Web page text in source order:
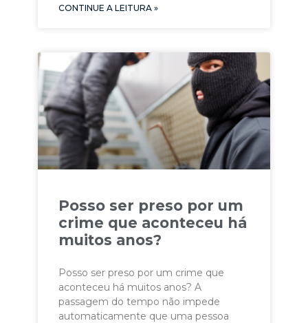
CONTINUE A LEITURA »
Posso ser preso por um
crime que aconteceu há
muitos anos?
Posso ser preso por um crime que
aconteceu há muitos anos? A
passagem do tempo não impede
automaticamente que uma pessoa